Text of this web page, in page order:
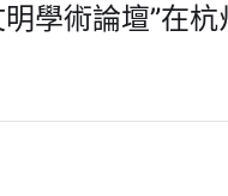
學術論壇”在